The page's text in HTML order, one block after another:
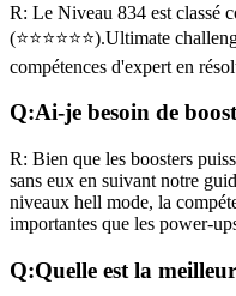
R: Le Niveau 834 est classé
(⭐⭐⭐⭐⭐⭐).Ultimate
compétences d'expert en
Q:Ai-je besoin de
R: Bien que les boosters
sans eux en suivant notre
niveaux hell mode, la
importantes que les power-
Q:Quelle est la